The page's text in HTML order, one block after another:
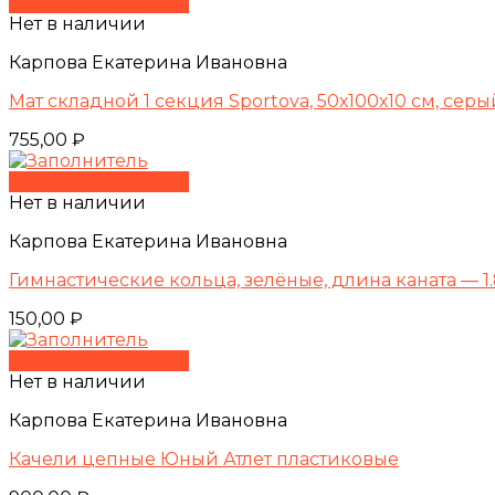
Нет в наличии
Карпова Екатерина Ивановна
Мат складной 1 секция Sportova, 50х100х10 см,
755,00 ₽
Нет в наличии
Карпова Екатерина Ивановна
Гимнастические кольца, зелёные, длина каната —
150,00 ₽
Нет в наличии
Карпова Екатерина Ивановна
Качели цепные Юный Атлет пластиковые